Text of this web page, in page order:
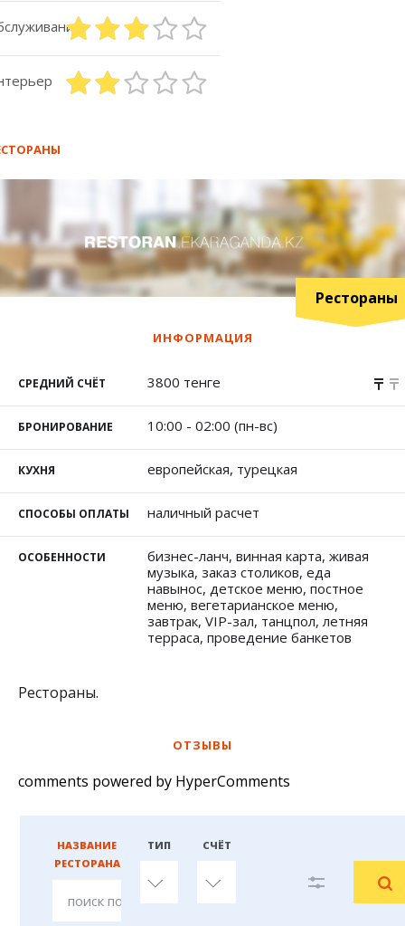
Рестораны
ИНФОРМАЦИЯ
СРЕДНИЙ СЧЁТ 3800 тенге
БРОНИРОВАНИЕ 10:00 - 02:00 (пн-вс)
КУХНЯ европейская, турецкая
СПОСОБЫ ОПЛАТЫ наличный расчет
ОСОБЕННОСТИ
бизнес-ланч, винная карта, живая
музыка, заказ столиков, еда
навынос, детское меню, постное
меню, вегетарианское меню,
завтрак, VIP-зал, танцпол, летняя
терраса, проведение банкетов
Рестораны.
ОТЗЫВЫ
comments powered by HyperComments
НАЗВАНИЕ
РЕСТОРАНА
ТИП
любой
СЧЁТ
любой